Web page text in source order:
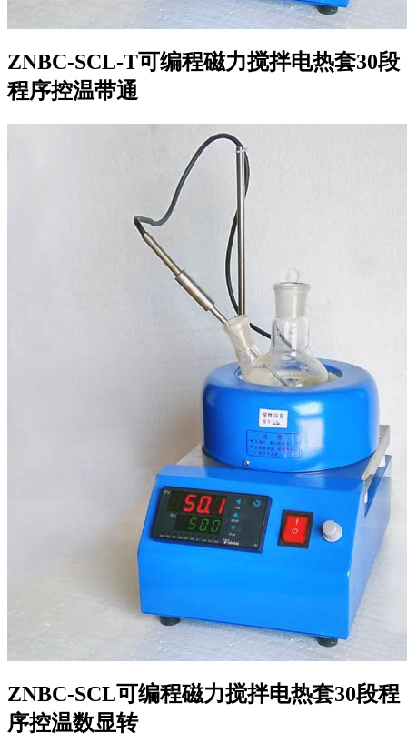
ZNBC-SCL-T可编程磁力搅拌电热套30段
程序控温带通
ZNBC-SCL可编程磁力搅拌电热套30段程
序控温数显转